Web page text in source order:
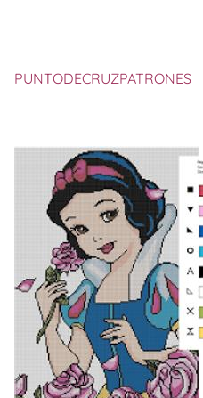
PUNTODECRUZPATRONES